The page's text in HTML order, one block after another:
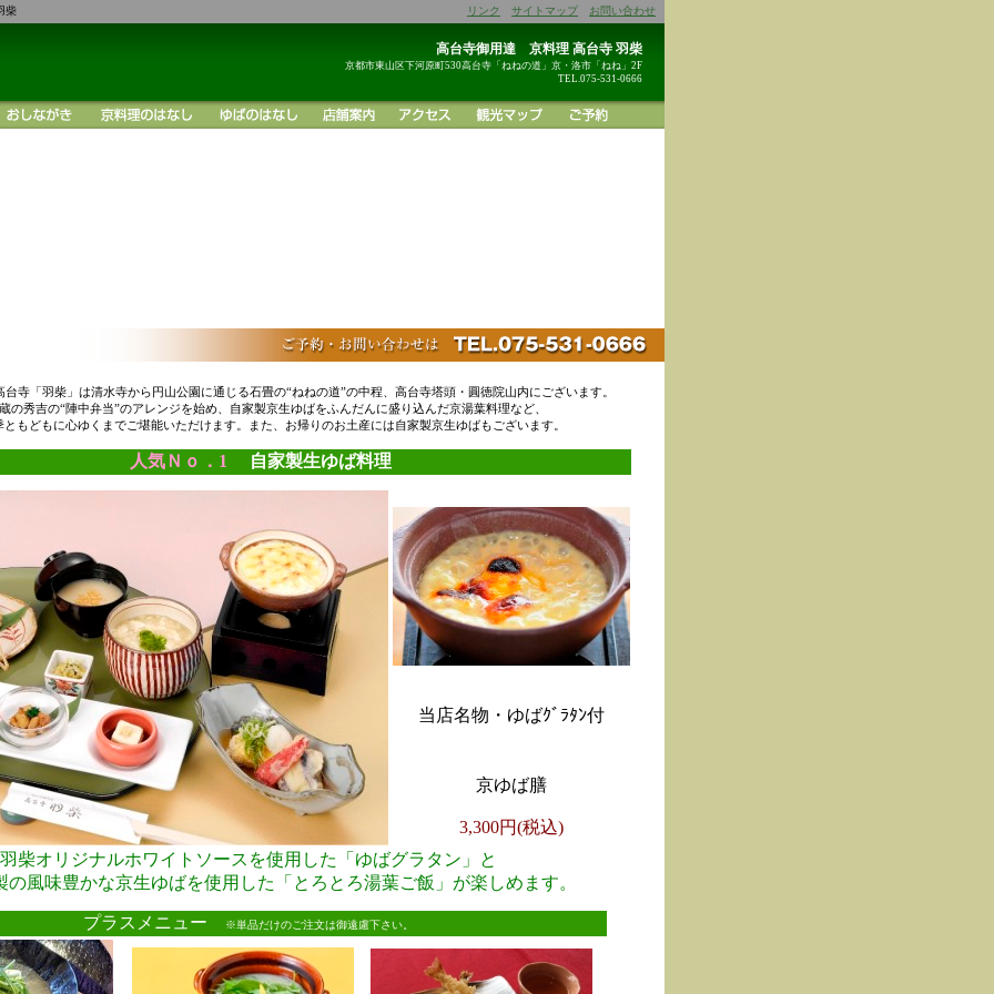
柴 リンク サイトマップ お問い合わせ
高台寺御用達 京料理 高台寺 羽柴
京都市東山区下河原町530高台寺「ねねの道」京・洛市「ねね」2F
TEL.075-531-0666
寺「羽柴」は清水寺から円山公園に通じる石畳の“ねねの道”の中程、高台寺塔頭・圓徳院山内にございます。
の秀吉の“陣中弁当”のアレンジを始め、自家製京生ゆばをふんだんに盛り込んだ京湯葉料理など、
ともどもに心ゆくまでご堪能いただけます。また、お帰りのお土産には自家製京生ゆばもございます。
人気Ｎｏ．1 自家製生ゆば料理
当店名物・ゆばｸﾞﾗﾀﾝ付
京ゆば膳
3,300円(税込)
羽柴オリジナルホワイトソースを使用した「ゆばグラタン」と
の風味豊かな京生ゆばを使用した「とろとろ湯葉ご飯」が楽しめます。
プラスメニュー ※単品だけのご注文は御遠慮下さい。